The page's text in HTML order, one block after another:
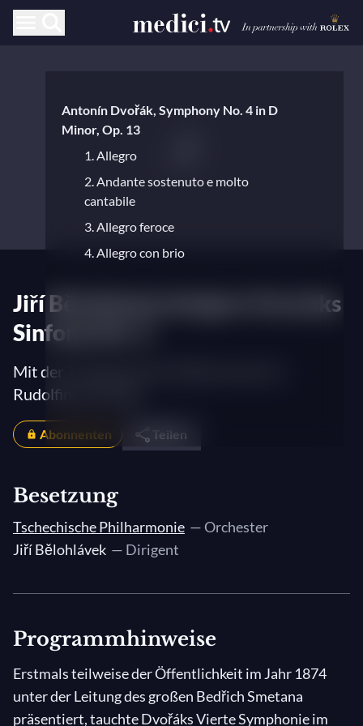
Antonín Dvořák, Symphony No. 4 in D
Minor, Op. 13
1. Allegro
2. Andante sostenuto e molto
cantabile
3. Allegro feroce
4. Allegro con brio
Jiří Bělohlávek dirigiert Dvořáks
Sinfonie Nr. 4.
Mit der Tschechischen Philharmonie im
Rudolfinum (Prag)
Abonnenten Teilen
Besetzung
Tschechische Philharmonie — Orchester
Jiří Bělohlávek — Dirigent
Programmhinweise
Erstmals teilweise der Öffentlichkeit im Jahr 1874
unter der Leitung des großen Bedřich Smetana
präsentiert, tauchte Dvořáks Vierte Symphonie im